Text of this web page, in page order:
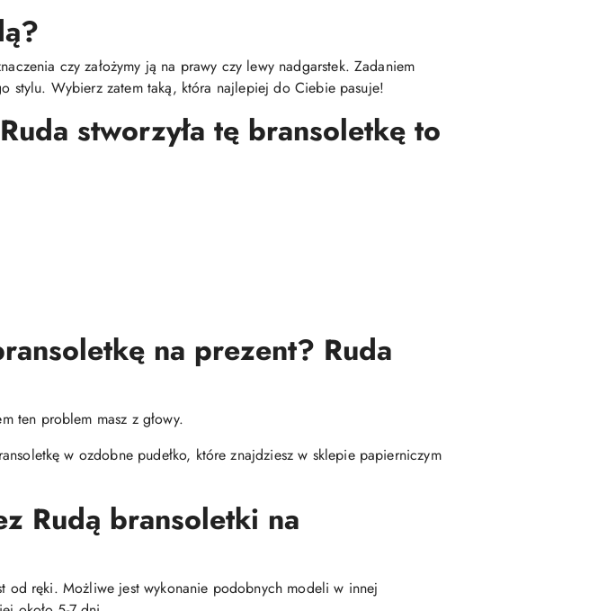
czy założymy ją na prawy czy lewy nadgarstek. Zadaniem
stylu. Wybierz zatem taką, która najlepiej do Ciebie pasuje!
stworzyła tę bransoletkę to
na prezent? Ruda
ten problem masz z głowy.
w ozdobne pudełko, które znajdziesz w sklepie papierniczym
Rudą bransoletki na
od ręki. Możliwe jest wykonanie podobnych modeli w innej